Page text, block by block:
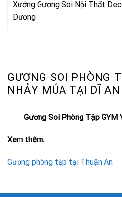
GƯƠNG SOI PHÒNG
NHẢY MÚA TẠI DĨ AN
Gương Soi Phòng Tập GYM
Xem thêm:
Gương phòng tập tại Thuận An
Xưởng Gương Soi Nội Thất
Dương